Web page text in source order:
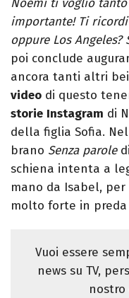
Noemi ti voglio
importante! Ti
oppure Los
poi conclude
ancora tanti altri
video di questo
storie Instagram di
della figlia Sofia.
brano Senza paroledi
schiena intenta a
mano da Isabel,
molto forte in preda
Vuoi essere
news su TV,
nostro